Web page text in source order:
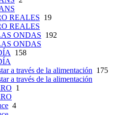
REALES 19
REALES
ONDAS 192
ONDAS
158
a través de la alimentación 175
a través de la alimentación
1
4